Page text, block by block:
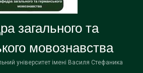
загального та
мовознавства
університет імені Василя Стефаника